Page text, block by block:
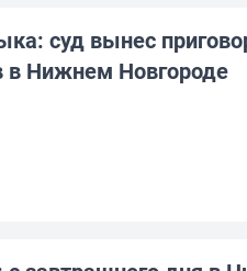
суд вынес
в Нижнем Новгороде